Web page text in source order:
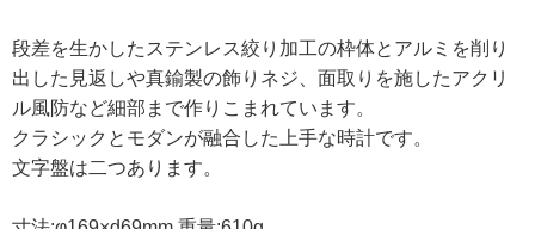
段差を生かしたステンレス絞り加工の枠体とアルミを削り
出した見返しや真鍮製の飾りネジ、面取りを施したアクリ
ル風防など細部まで作りこまれています。
クラシックとモダンが融合した上手な時計です。
文字盤は二つあります。